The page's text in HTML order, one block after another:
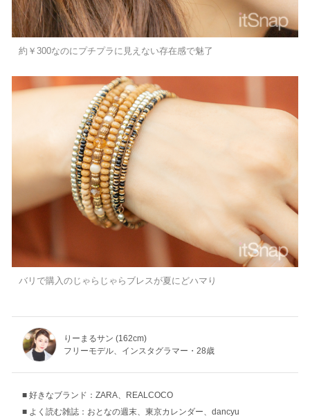
約￥300なのにプチプラに見えない存在感で魅了
バリで購入のじゃらじゃらブレスが夏にどハマり
りーまるサン (162cm)
フリーモデル、インスタグラマー・28歳
好きなブランド：ZARA、REALCOCO
よく読む雑誌：おとなの週末、東京カレンダー、dancyu